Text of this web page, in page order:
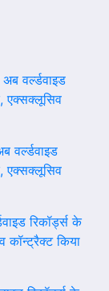
अब वर्ल्डवाइड
एक्सक्लूसिव
वर्ल्डवाइड
एक्सक्लूसिव
रिकॉर्ड्स के
कॉन्ट्रैक्ट किया